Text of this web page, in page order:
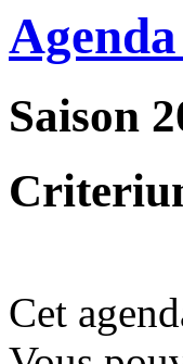
Saison
Cet